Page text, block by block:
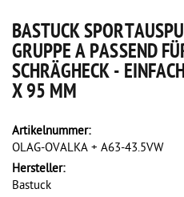
BASTUCK
GRUPPE A PASSEND
SCHRÄGHECK -
X 95 MM
Artikelnummer:
OLAG-OVALKA + A63-43.5VW
Hersteller:
Bastuck